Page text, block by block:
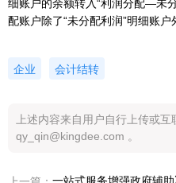
细账户的余额转入“利润分配—未
配账户除了“未分配利润”明细账户
企业 会计结转
上述内容来自用户自行上传或
qy_qin@kingdee.com 。